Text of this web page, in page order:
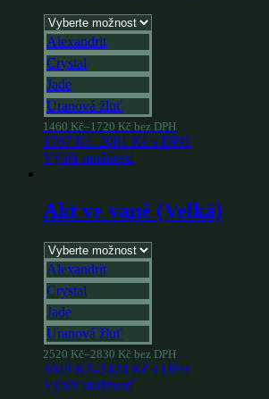
Alexandrit
Crystal
Jade
Uranová žluť
1460 Kč–1720 Kč bez DPH
1767 Kč–2081 Kč s DPH
Výběr možností
Akt ve vaně (Velká)
Alexandrit
Crystal
Jade
Uranová žluť
2520 Kč–2830 Kč bez DPH
3049 Kč–3424 Kč s DPH
Výběr možností